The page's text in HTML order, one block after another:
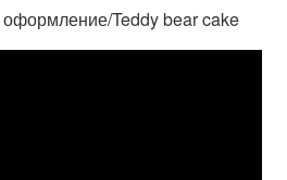
Teddy bear cake